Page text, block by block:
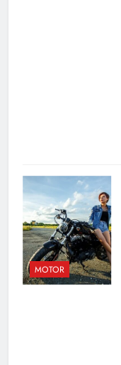
MOTOR